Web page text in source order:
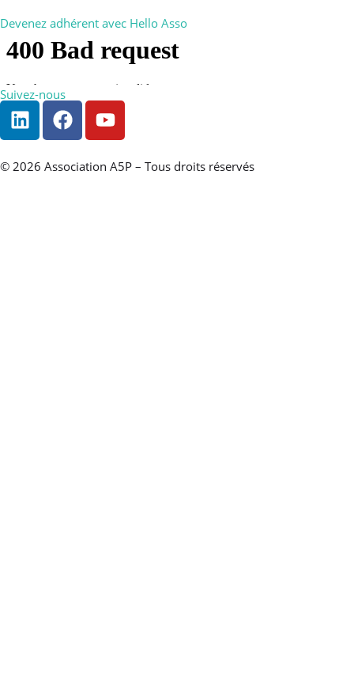
Devenez adhérent avec Hello Asso
Suivez-nous
© 2026 Association A5P – Tous droits réservés